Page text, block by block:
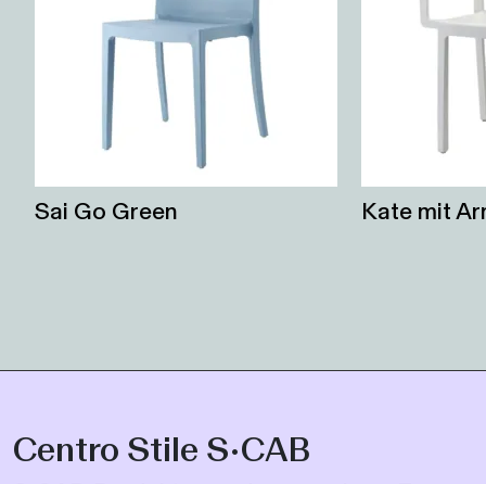
Sai Go Green Kate mit
Centro Stile S•CAB